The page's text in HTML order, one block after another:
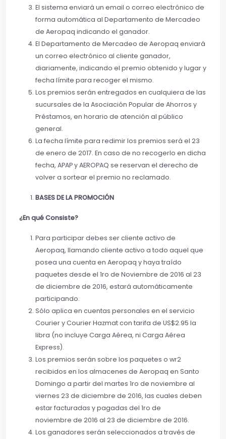
El sistema enviará un email o correo electrónico de
forma automática al Departamento de Mercadeo
de Aeropaq indicando el ganador.
El Departamento de Mercadeo de Aeropaq enviará
un correo electrónico al cliente ganador,
diariamente, indicando el premio obtenido y lugar y
fecha límite para recoger el mismo.
Los premios serán entregados en cualquiera de las
sucursales de la Asociación Popular de Ahorros y
Préstamos, en horario de atención al público
general.
La fecha límite para redimir los premios será el 23
de enero de 2017. En caso de no recogerlo en dicha
fecha, APAP y AEROPAQ se reservan el derecho de
volver a sortear el premio no reclamado.
BASES DE LA PROMOCIÓN
¿En qué Consiste?
Para participar debes ser cliente activo de
Aeropaq, llamando cliente activo a todo aquel que
posea una cuenta en Aeropaq y haya traído
paquetes desde el 1ro de Noviembre de 2016 al 23
de diciembre de 2016, estará automáticamente
participando.
Sólo aplica en cuentas personales en el servicio
Courier y Courier Hazmat con tarifa de US$2.95 la
libra (no incluye Carga Aérea, ni Carga Aérea
Express).
Los premios serán sobre los paquetes o wr2
recibidos en los almacenes de Aeropaq en Santo
Domingo a partir del martes 1ro de noviembre al
viernes 23 de diciembre de 2016, las cuales deben
estar facturadas y pagadas del 1ro de
noviembre de 2016 al 23 de diciembre de 2016.
Los ganadores serán seleccionados a través de